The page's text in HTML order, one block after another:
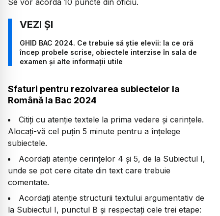
GHID BAC 2024. Ce trebuie să știe elevii: la ce oră
încep probele scrise, obiectele interzise în sala de
examen și alte informații utile
Sfaturi pentru rezolvarea subiectelor la
Română la Bac 2024
Citiți cu atenție textele la prima vedere și cerințele.
Alocați-vă cel puțin 5 minute pentru a înțelege
subiectele.
Acordați atenție cerințelor 4 și 5, de la Subiectul I,
unde se pot cere citate din text care trebuie
comentate.
Acordați atenție structurii textului argumentativ de
la Subiectul I, punctul B și respectați cele trei etape: